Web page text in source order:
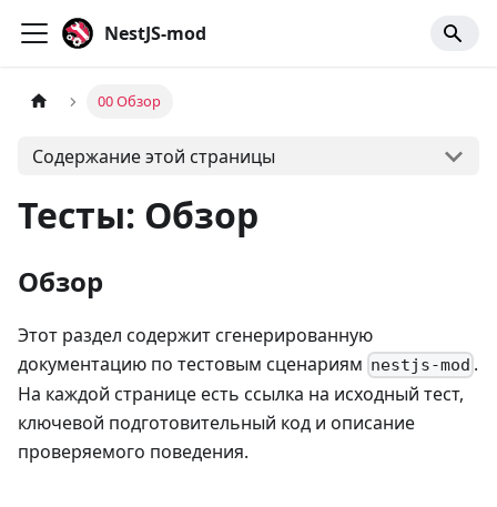
NestJS-mod
00 Обзор
Содержание этой страницы
Тесты: Обзор
Обзор
Этот раздел содержит сгенерированную
документацию по тестовым сценариям nestjs-mod .
На каждой странице есть ссылка на исходный тест,
ключевой подготовительный код и описание
проверяемого поведения.